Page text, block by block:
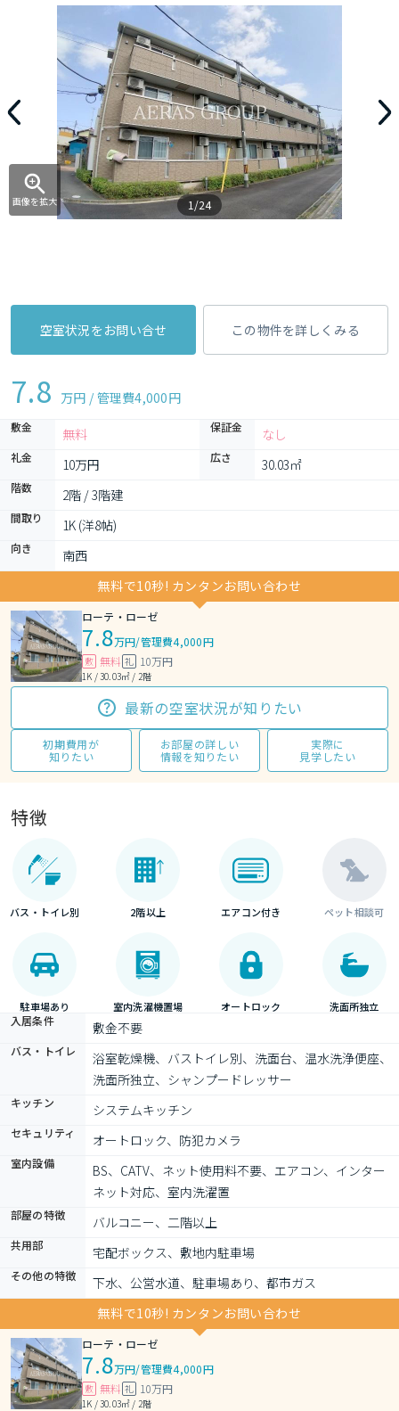
画像を拡大 1/24
空室状況をお問い合せ この物件を詳しくみる
7.8 万円 / 管理費4,000円
敷金 無料 保証金 なし
礼金 10万円 広さ 30.03㎡
階数 2階 / 3階建
間取り 1K (洋8帖)
向き
南西
無料で10秒! カンタンお問い合わせ
ローテ・ローゼ
7.8万円/管理費4,000円
敷 無料 礼 10万円
1K / 30.03㎡ / 2階
最新の空室状況が知りたい
初期費用が
知りたい
お部屋の詳しい
情報を知りたい
実際に
見学したい
特徴
バス・トイレ別 2階以上 エアコン付き ペット相談可
駐車場あり 室内洗濯機置場 オートロック 洗面所独立
入居条件 敷金不要
バス・トイレ
浴室乾燥機、バストイレ別、洗面台、温水洗浄便座、
洗面所独立、シャンプードレッサー
キッチン システムキッチン
セキュリティ オートロック、防犯カメラ
室内設備
BS、CATV、ネット使用料不要、エアコン、インター
ネット対応、室内洗濯置
部屋の特徴 バルコニー、二階以上
共用部 宅配ボックス、敷地内駐車場
その他の特徴
下水、公営水道、駐車場あり、都市ガス
無料で10秒! カンタンお問い合わせ
ローテ・ローゼ
7.8万円/管理費4,000円
敷 無料 礼 10万円
1K / 30.03㎡ / 2階